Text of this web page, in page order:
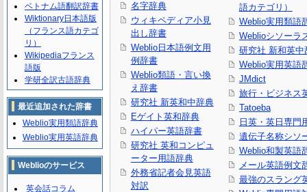
名字辞典
ウィキペディア小見
出し辞書
Weblio日本語例文用
例辞書
Weblio類語・言い換
え辞書
研究社 新英和中辞典
Eゲイト英和辞典
ハイパー英語辞書
研究社 英和コンピュ
ーター用語辞典
外務省記者会見英語
対訳
語カテゴリ）
Weblio実用類語
Weblioシソーラ
研究社 新和英中
Weblio実用英語
JMdict
旅行・ビジネス
Tatoeba
日英・英日専門
遺伝子名称シソ
Weblio和製英語
メール英語例文
最強のスラング
ベトナム語翻訳辞書
Wiktionary日本語版
（フランス語カテゴ
リ）
Wikipediaフランス
語版
学研全訳古語辞典
最近追加された辞書
Weblio実用類語辞典
Weblio実用英語辞典
Weblioのサービス
英会話コラム